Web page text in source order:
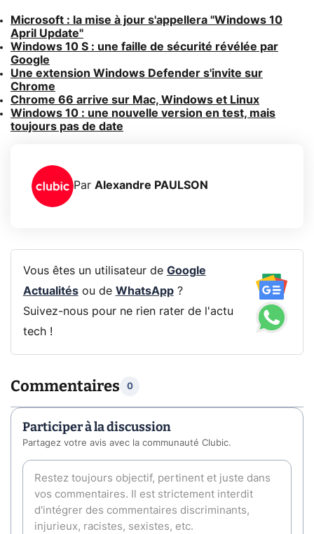
Microsoft : la mise à jour s'appellera "Windows 10
April Update"
Windows 10 S : une faille de sécurité révélée par
Google
Une extension Windows Defender s'invite sur
Chrome
Chrome 66 arrive sur Mac, Windows et Linux
Windows 10 : une nouvelle version en test, mais
toujours pas de date
Par Alexandre PAULSON
Vous êtes un utilisateur de Google
Actualitésou de WhatsApp?
Suivez-nous pour ne rien rater de l'actu
tech !
Commentaires 0
Participer à la discussion
Partagez votre avis avec la communauté Clubic.